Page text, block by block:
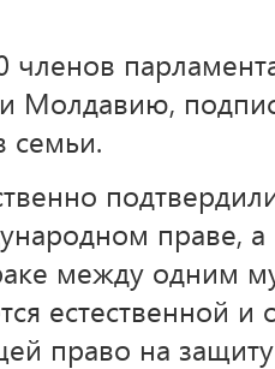
членов
Молдавию,
семьи.
праве,
между одним
естественной и
право на